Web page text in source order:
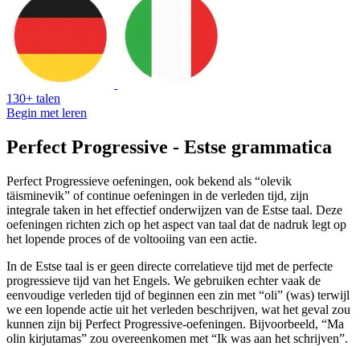
130+ talen
Begin met leren
Perfect Progressive - Estse grammatica
Perfect Progressieve oefeningen, ook bekend als “olevik
täisminevik” of continue oefeningen in de verleden tijd, zijn
integrale taken in het effectief onderwijzen van de Estse taal. Deze
oefeningen richten zich op het aspect van taal dat de nadruk legt op
het lopende proces of de voltooiing van een actie.
In de Estse taal is er geen directe correlatieve tijd met de perfecte
progressieve tijd van het Engels. We gebruiken echter vaak de
eenvoudige verleden tijd of beginnen een zin met “oli” (was) terwijl
we een lopende actie uit het verleden beschrijven, wat het geval zou
kunnen zijn bij Perfect Progressive-oefeningen. Bijvoorbeeld, “Ma
olin kirjutamas” zou overeenkomen met “Ik was aan het schrijven”.